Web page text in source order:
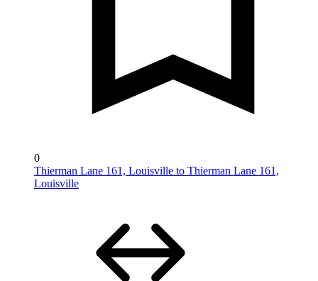
0
Thierman Lane 161, Louisville to Thierman Lane 161,
Louisville